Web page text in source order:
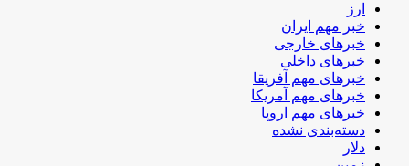
ارز
خبر مهم ایران
خبرهای خارجی
خبرهای داخلی
خبرهای مهم آفریقا
خبرهای مهم آمریکا
خبرهای مهم اروپا
دسته‌بندی نشده
دلار